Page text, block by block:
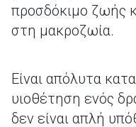
προσδόκιμο ζωής
στη μακροζωία.
Είναι απόλυτα
υιοθέτηση ενός
δεν είναι απλή